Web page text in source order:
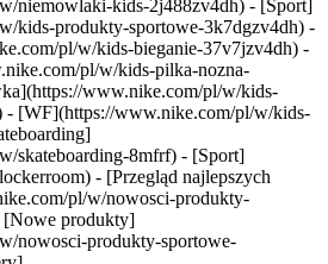
niemowlaki-kids-2j488zv4dh) - [Sport]
kids-produkty-sportowe-3k7dgzv4dh) -
pl/w/kids-bieganie-37v7jzv4dh) -
pl/w/kids-pilka-nozna-
www.nike.com/pl/w/kids-
- [WF](https://www.nike.com/pl/w/kids-
skateboarding-8mfrf) - [Sport]
- [Przegląd najlepszych
pl/w/nowosci-produkty-
[Nowe produkty]
nowosci-produkty-sportowe-